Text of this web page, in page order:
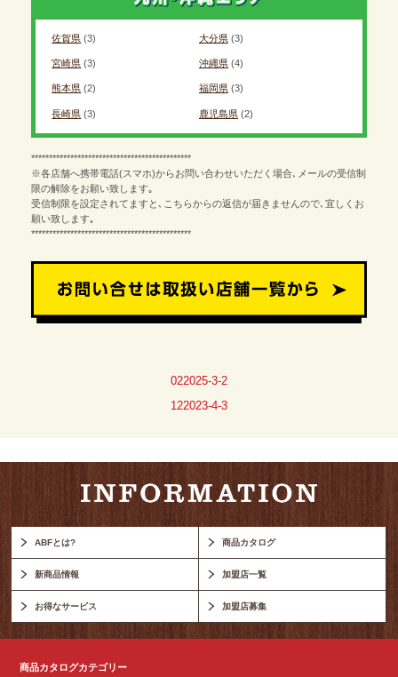
佐賀県 (3) 大分県(3)
宮崎県 (3) 沖縄県(4)
熊本県 (2) 福岡県(3)
長崎県 (3) 鹿児島県(2)
*********************************************
※各店舗へ携帯電話(スマホ)からお問い合わせいただく場合､メールの受信制
限の解除をお願い致します｡
受信制限を設定されてますと､こちらからの返信が届きませんので､宜しくお
願い致します｡
*********************************************
022025-3-2
122023-4-3
ABFとは? 商品カタログ
新商品情報 加盟店一覧
お得なサービス 加盟店募集
商品カタログカテゴリー